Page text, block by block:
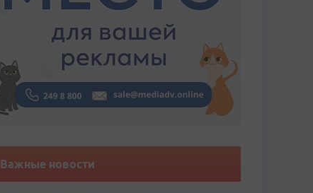
Важные новости